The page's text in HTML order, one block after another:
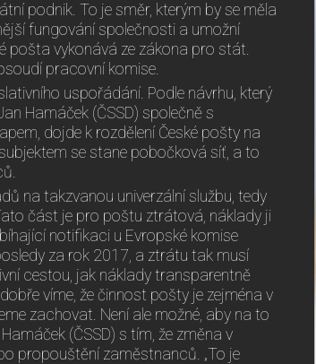
podnik. To je směr, kterým by se měla
fungování společnosti a umožní
pošta vykonává ze zákona pro stát.
pracovní komise.
uspořádání. Podle návrhu, který
Hamáček (ČSSD) společně s
dojde k rozdělení České pošty na
se stane pobočková síť, a to
na takzvanou univerzální službu, tedy
část je pro poštu ztrátová, náklady ji
notifikaci u Evropské komise
za rok 2017, a ztrátu tak musí
cestou, jak náklady transparentně
víme, že činnost pošty je zejména v
zachovat. Není ale možné, aby na to
(ČSSD) s tím, že změna v
propouštění zaměstnanců. „To je